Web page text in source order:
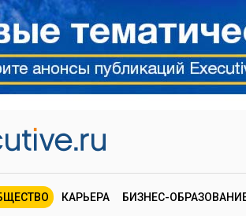
КАРЬЕРА БИЗНЕС-